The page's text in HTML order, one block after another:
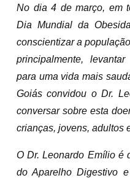
No dia 4 de março, em
Dia Mundial da
conscientizar a
principalmente,
para uma vida mais
Goiás convidou o Dr.
conversar sobre esta
crianças, jovens, adultos
O Dr. Leonardo Emílio é
do Aparelho Digestivo